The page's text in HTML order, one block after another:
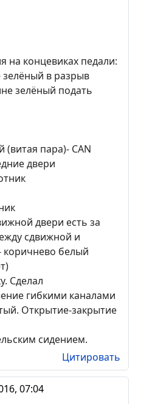
на концевиках педали:
в разрыв
зелёный подать
пара)- CAN
двери
двери есть за
сдвижной и
коричнево белый
Сделал
гибкими каналами
Открытие-закрытие
сидением.
Цитировать
07:04